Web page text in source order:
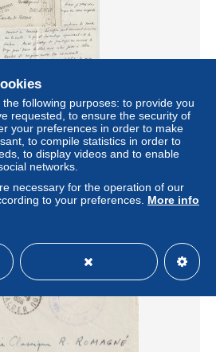
- 1960 - LETTRE d'un ASPIRANT
BONE par AVION => BRIENZ
AFFRANCH. VERIFIE !
± $17.34
following purposes: to provide you
requested, to ensure the security of
your preferences in order to make
to compile statistics in order to
to display videos and to enable
networks.
necessary for the operation of our
to your preferences. More info